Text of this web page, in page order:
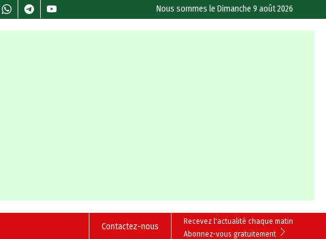
Nous sommes leDimanche 9 août 2026
Recevez l'actualité chaque matin
Abonnez-vous gratuitement
Contactez-nous